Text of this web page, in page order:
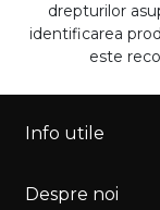
drepturilor
identificarea
este
Info utile
Despre noi